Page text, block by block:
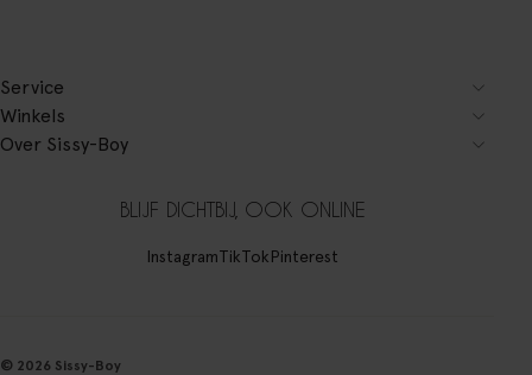
Service
Winkels
Over Sissy-Boy
BLIJF DICHTBIJ, OOK ONLINE
InstagramTikTokPinterest
© 2026 Sissy-Boy